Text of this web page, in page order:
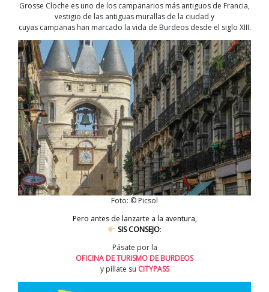
Grosse Cloche es uno de los campanarios más antiguos de Francia,
vestigio de las antiguas murallas de la ciudad y
cuyas campanas han marcado la vida de Burdeos desde el siglo XIII.
Foto: © Picsol
Pero antes de lanzarte a la aventura,
SIS CONSEJO:
Pásate por la
OFICINA DE TURISMO DE BURDEOS
y píllate su CITYPASS